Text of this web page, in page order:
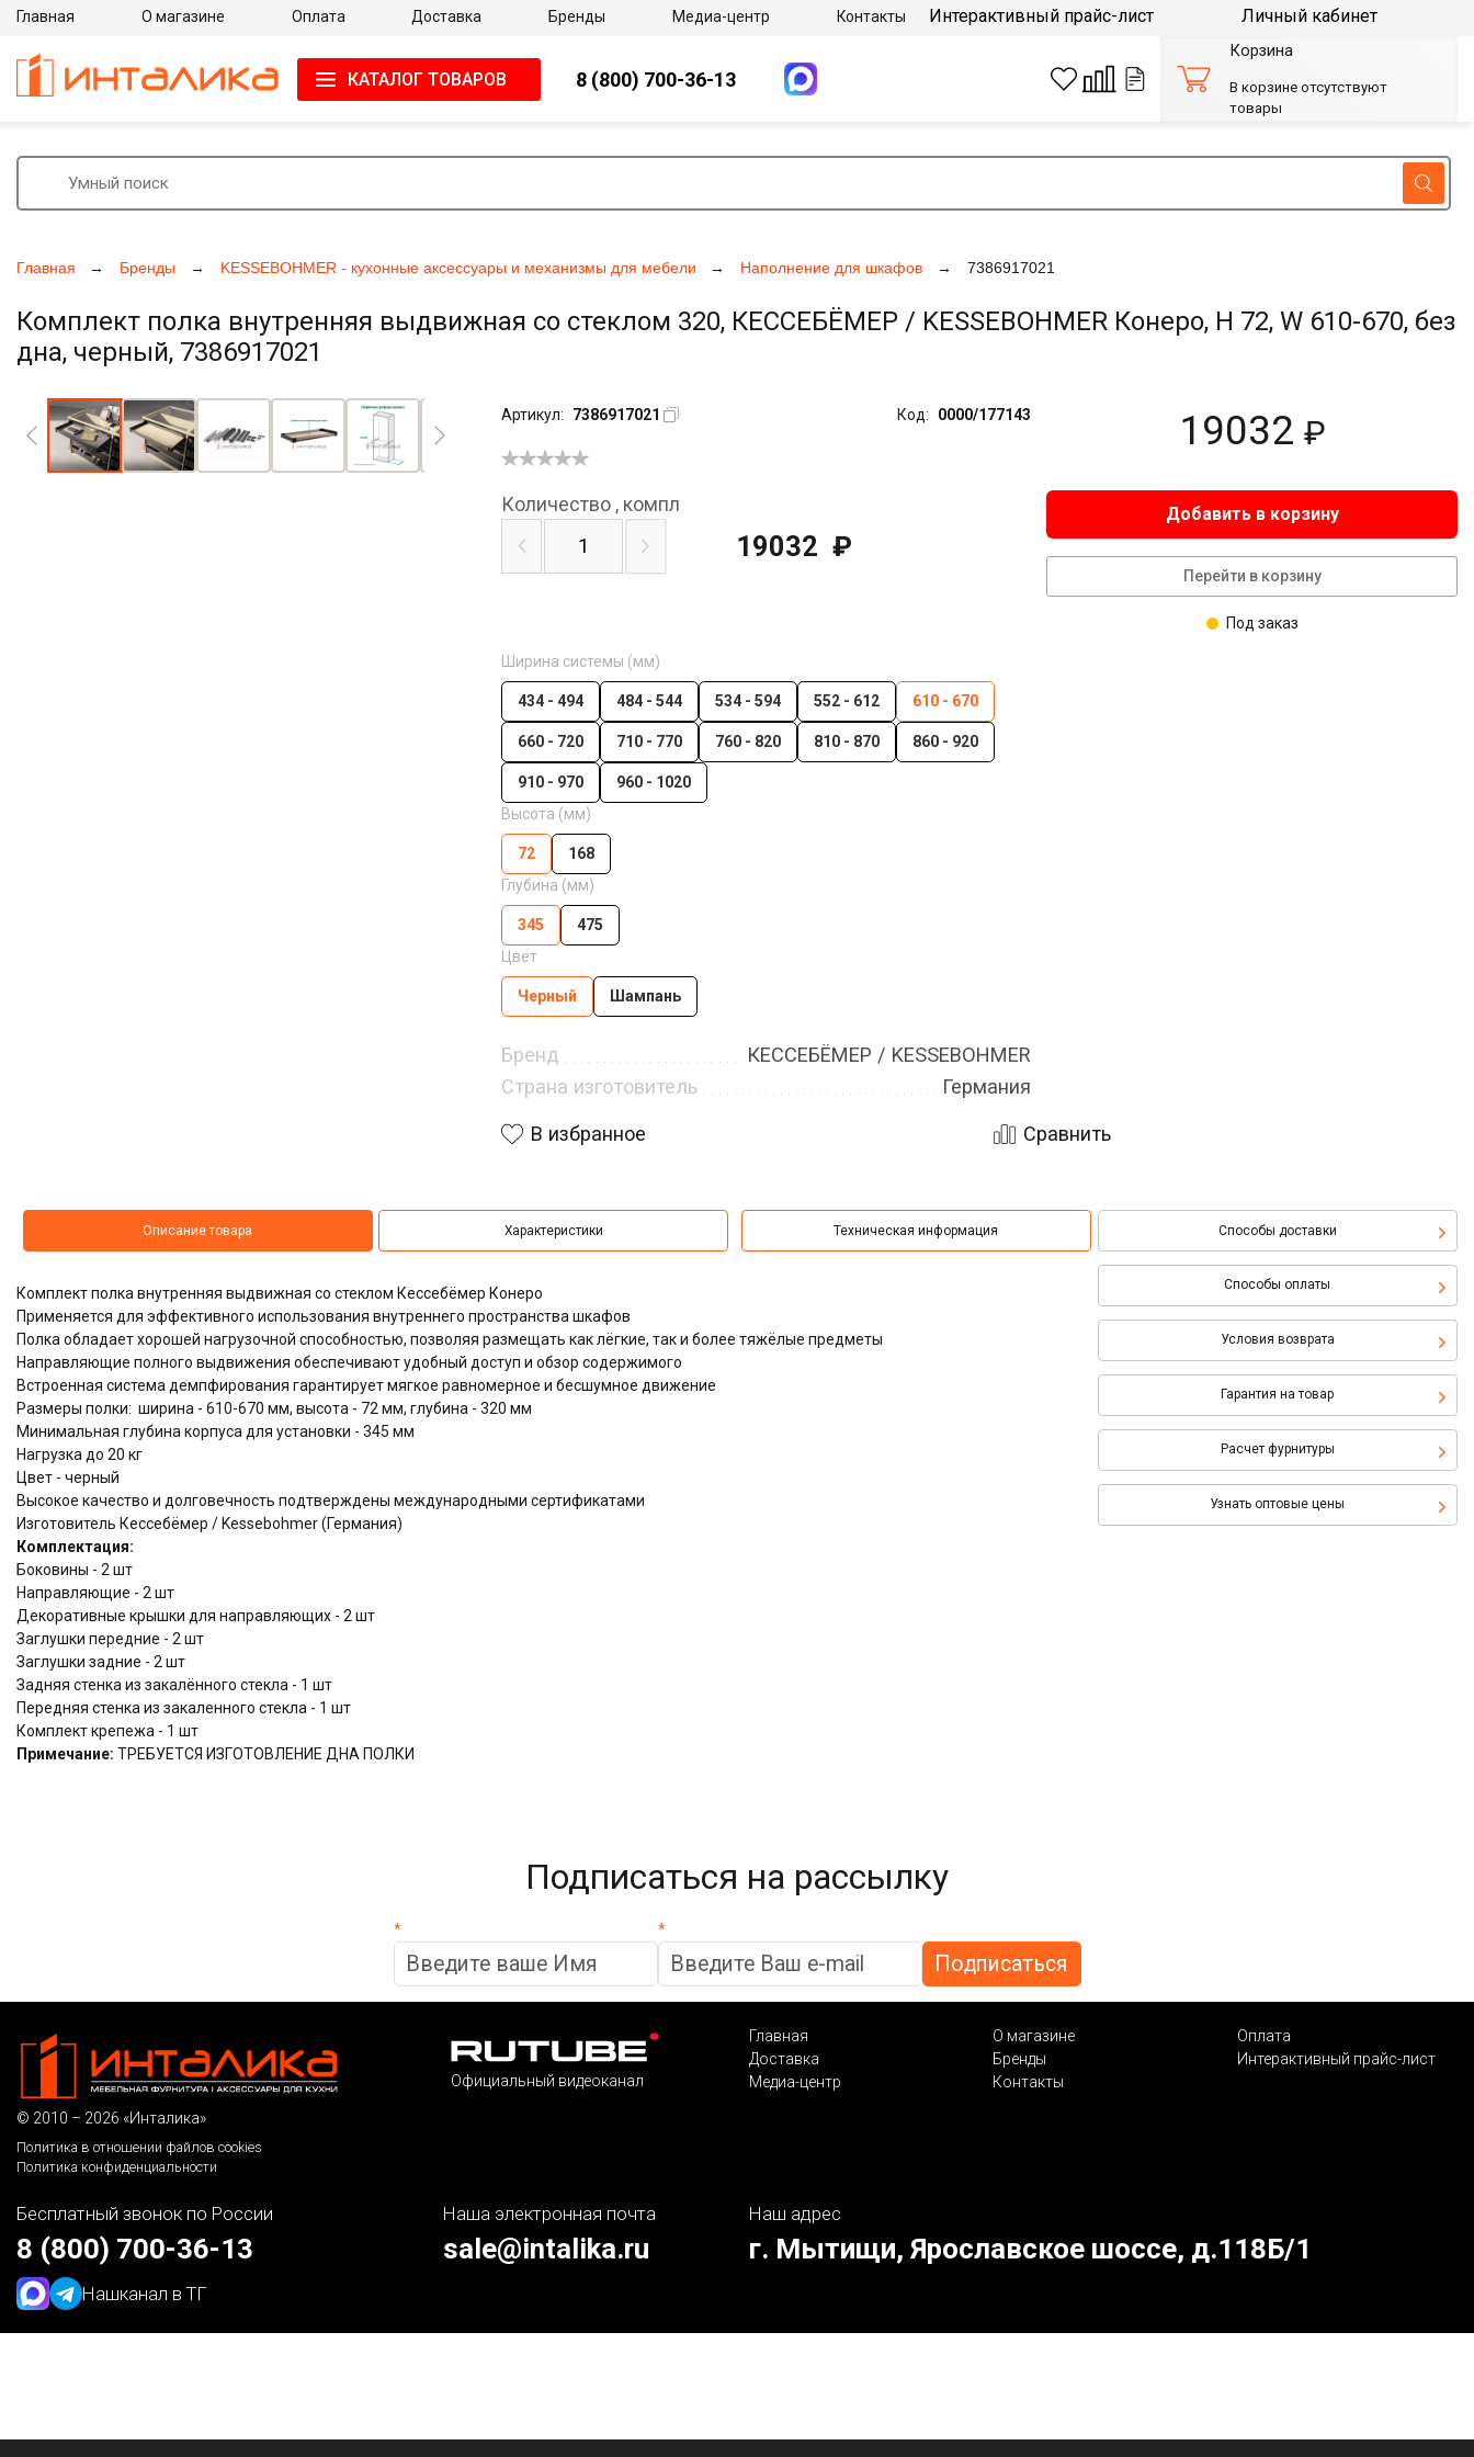
Главная Бренды KESSEBOHMER - кухонные аксессуары и механизмы для мебели Наполнение для шкафов 7386917021
Комплект полка внутренняя выдвижная со стеклом 320, КЕССЕБЁМЕР / KESSEBOHMER Конеро, H 72, W 610-670, без
дна, черный, 7386917021
Артикул: 7386917021 Код: 0000/177143 19032 ₽
Ширина системы (мм)
434 - 494 484 - 544 534 - 594 552 - 612 610 - 670
660 - 720 710 - 770 760 - 820 810 - 870 860 - 920
910 - 970
960 - 1020
Высота (мм)
72
168
Глубина (мм)
345
475
Цвет
Черный Шампань
Бренд
КЕССЕБЁМЕР / KESSEBOHMER
Страна изготовитель
Германия
Количество , компл
19032 ₽
Добавить в корзину
Перейти в корзину
Под заказ
В избранное Сравнить
Описание товара Характеристики Техническая информация Способы доставки
Способы оплаты
Условия возврата
Гарантия на товар
Расчет фурнитуры
Узнать оптовые цены
Комплект полка внутренняя выдвижная со стеклом Кессебёмер Конеро
Применяется для эффективного использования внутреннего пространства шкафов
Полка обладает хорошей нагрузочной способностью, позволяя размещать как лёгкие, так и более тяжёлые предметы
Направляющие полного выдвижения обеспечивают удобный доступ и обзор содержимого
Встроенная система демпфирования гарантирует мягкое равномерное и бесшумное движение
Размеры полки: ширина - 610-670 мм, высота - 72 мм, глубина - 320 мм
Минимальная глубина корпуса для установки - 345 мм
Нагрузка до 20 кг
Цвет - черный
Высокое качество и долговечность подтверждены международными сертификатами
Изготовитель Кессебёмер / Kessebohmer (Германия)
Комплектация:
Боковины - 2 шт
Направляющие - 2 шт
Декоративные крышки для направляющих - 2 шт
Заглушки передние - 2 шт
Заглушки задние - 2 шт
Задняя стенка из закалённого стекла - 1 шт
Передняя стенка из закаленного стекла - 1 шт
Комплект крепежа - 1 шт
Примечание: ТРЕБУЕТСЯ ИЗГОТОВЛЕНИЕ ДНА ПОЛКИ
Главная О магазине Оплата Доставка Бренды Медиа-центр Контакты Интерактивный прайс-лист Личный кабинет
КАТАЛОГ ТОВАРОВ 8 (800) 700-36-13
Корзина
В корзине отсутствуют
товары
Подписаться на рассылку
* *
© 2010 – 2026 «Инталика»
Политика в отношении файлов cookies
Политика конфиденциальности
Официальный видеоканал
Главная О магазине
Оплата
Доставка
Бренды
Интерактивный прайс-лист
Медиа-центр
Контакты
Бесплатный звонок по России
8 (800) 700-36-13
Нашканал в ТГ
Наша электронная почта
sale@intalika.ru
Наш адрес
г. Мытищи, Ярославское шоссе, д.118Б/1